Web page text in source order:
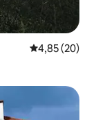
Classificação
4,85 (20)